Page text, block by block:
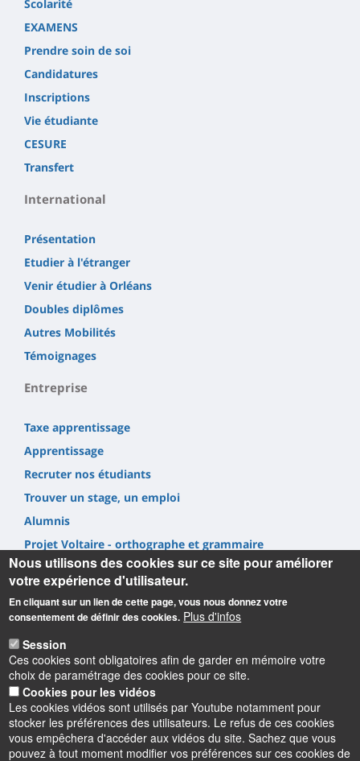
Scolarité
EXAMENS
Prendre soin de soi
Candidatures
Inscriptions
Vie étudiante
CESURE
Transfert
International
Présentation
Etudier à l'étranger
Venir étudier à Orléans
Doubles diplômes
Autres Mobilités
Témoignages
Entreprise
Taxe apprentissage
Apprentissage
Recruter nos étudiants
Trouver un stage, un emploi
Alumnis
Projet Voltaire - orthographe et grammaire
Informations
UFR Lettres, Langues & Sciences Humaines
10 rue de Tours - BP 46527
45065 ORLEANS cedex 2 – France
Nous utilisons des cookies sur ce site pour améliorer
votre expérience d'utilisateur.
En cliquant sur un lien de cette page, vous nous donnez votre
consentement de définir des cookies. Plus d'infos
Session
Ces cookies sont obligatoires afin de garder en mémoire votre
choix de paramétrage des cookies pour ce site.
Cookies pour les vidéos
Les cookies vidéos sont utilisés par Youtube notamment pour
stocker les préférences des utilisateurs. Le refus de ces cookies
vous empêchera d'accéder aux vidéos du site. Sachez que vous
pouvez à tout moment modifier vos préférences sur ces cookies de